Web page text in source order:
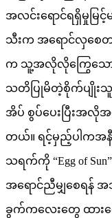
အလင်းရောင်ရရှိမှုမြင့်မ
သီးက အရောင်လှစေ
က သူ့အလိုလိုကြွေသော
သတိပြုမိတဲ့စိုက်ပျိုးသူ
အိပ် စွပ်ပေးပြီးအလို
တယ်။ ရင့်မှည့်ပါကအနီရ
သရက်ကို “Egg of
အရောင်ညီမျှစေရန်
ခွက်ကလေးတွေ ထား